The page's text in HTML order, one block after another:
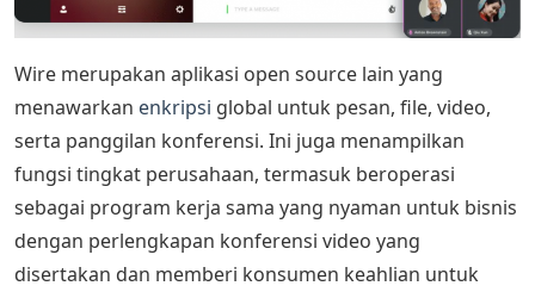
Wire merupakan aplikasi open source lain yang
menawarkan enkripsi global untuk pesan, file, video,
serta panggilan konferensi. Ini juga menampilkan
fungsi tingkat perusahaan, termasuk beroperasi
sebagai program kerja sama yang nyaman untuk bisnis
dengan perlengkapan konferensi video yang
disertakan dan memberi konsumen keahlian untuk